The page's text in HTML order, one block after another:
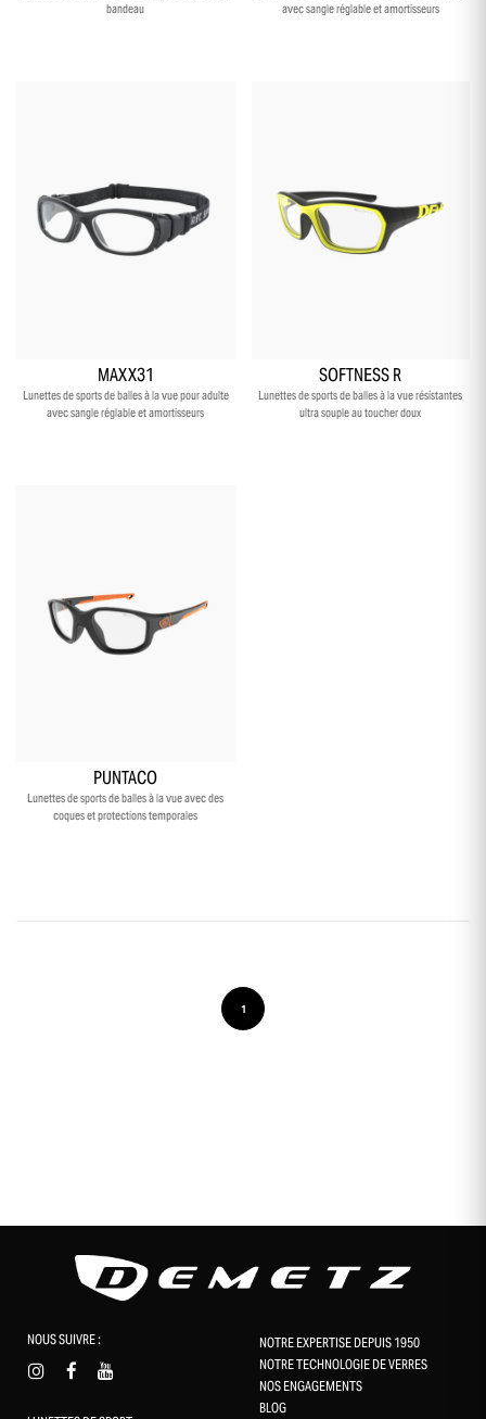
bandeau
avec sangle réglable et amortisseurs
MAXX31
Lunettes de sports de balles à la vue pour adulte
avec sangle réglable et amortisseurs
SOFTNESS R
Lunettes de sports de balles à la vue résistantes
ultra souple au toucher doux
PUNTACO
Lunettes de sports de balles à la vue avec des
coques et protections temporales
1
NOUS SUIVRE :
NOTRE EXPERTISE DEPUIS 1950
NOTRE TECHNOLOGIE DE VERRES
NOS ENGAGEMENTS
BLOG
en t’inscrivant à notre newsletter